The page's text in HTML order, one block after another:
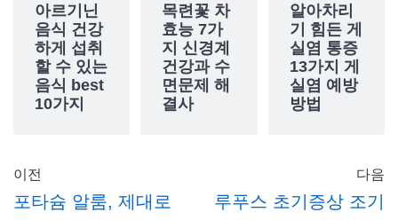
아르기닌
음식 건강
하게 섭취
할 수 있는
음식 best
10가지
목련꽃 차
효능 7가
지 신경계
건강과 수
면문제 해
결사
알아차리
기 힘든 게
실염 통증
13가지 게
실염 예방
방법
이전
포타슘 알룸, 제대로
다음
루푸스 초기증상 조기